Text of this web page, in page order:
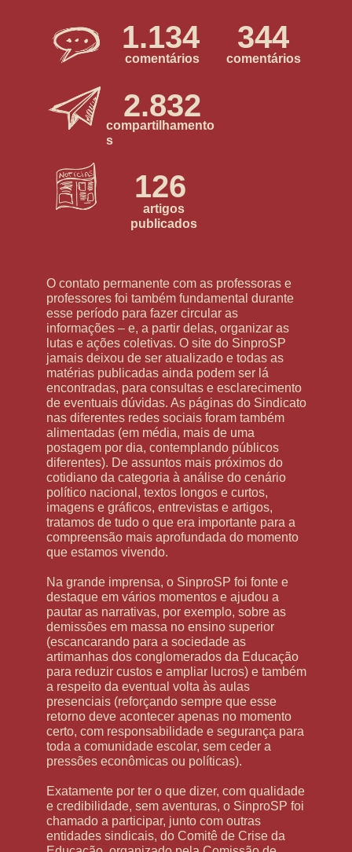
1.134
comentários
344
comentários
2.832
compartilhamento
s
126
artigos
publicados
O contato permanente com as professoras e
professores foi também fundamental durante
esse período para fazer circular as
informações – e, a partir delas, organizar as
lutas e ações coletivas. O site do SinproSP
jamais deixou de ser atualizado e todas as
matérias publicadas ainda podem ser lá
encontradas, para consultas e esclarecimento
de eventuais dúvidas. As páginas do Sindicato
nas diferentes redes sociais foram também
alimentadas (em média, mais de uma
postagem por dia, contemplando públicos
diferentes). De assuntos mais próximos do
cotidiano da categoria à análise do cenário
político nacional, textos longos e curtos,
imagens e gráficos, entrevistas e artigos,
tratamos de tudo o que era importante para a
compreensão mais aprofundada do momento
que estamos vivendo.
Na grande imprensa, o SinproSP foi fonte e
destaque em vários momentos e ajudou a
pautar as narrativas, por exemplo, sobre as
demissões em massa no ensino superior
(escancarando para a sociedade as
artimanhas dos conglomerados da Educação
para reduzir custos e ampliar lucros) e também
a respeito da eventual volta às aulas
presenciais (reforçando sempre que esse
retorno deve acontecer apenas no momento
certo, com responsabilidade e segurança para
toda a comunidade escolar, sem ceder a
pressões econômicas ou políticas).
Exatamente por ter o que dizer, com qualidade
e credibilidade, sem aventuras, o SinproSP foi
chamado a participar, junto com outras
entidades sindicais, do Comitê de Crise da